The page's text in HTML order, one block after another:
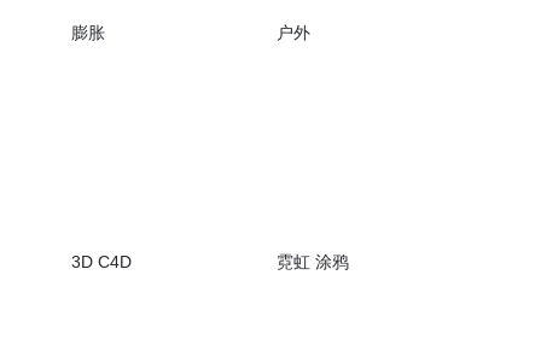
膨胀 户外
3D C4D 霓虹 涂鸦